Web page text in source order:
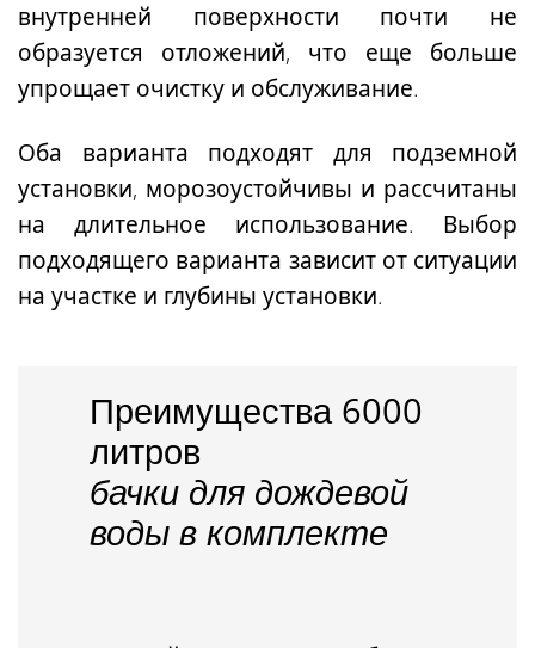
внутренней поверхности почти не
образуется отложений, что еще больше
упрощает очистку и обслуживание.
Оба варианта подходят для подземной
установки, морозоустойчивы и рассчитаны
на длительное использование. Выбор
подходящего варианта зависит от ситуации
на участке и глубины установки.
Преимущества 6000
литров
бачки для дождевой
воды в комплекте